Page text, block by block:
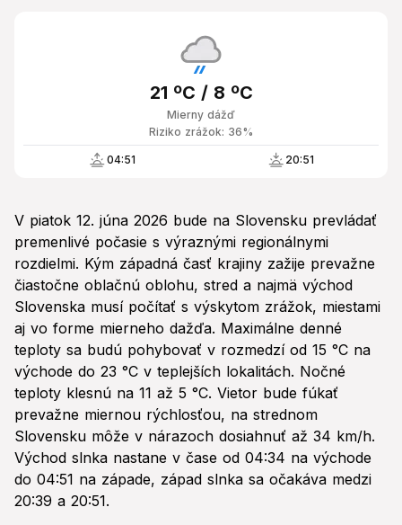
Mierny dážď
21 ºC / 8 ºC
Riziko zrážok: 36%
04:51 20:51
V piatok 12. júna 2026 bude na Slovensku prevládať
premenlivé počasie s výraznými regionálnymi
rozdielmi. Kým západná časť krajiny zažije prevažne
čiastočne oblačnú oblohu, stred a najmä východ
Slovenska musí počítať s výskytom zrážok, miestami
aj vo forme mierneho dažďa. Maximálne denné
teploty sa budú pohybovať v rozmedzí od 15 °C na
východe do 23 °C v teplejších lokalitách. Nočné
teploty klesnú na 11 až 5 °C. Vietor bude fúkať
prevažne miernou rýchlosťou, na strednom
Slovensku môže v nárazoch dosiahnuť až 34 km/h.
Východ slnka nastane v čase od 04:34 na východe
do 04:51 na západe, západ slnka sa očakáva medzi
20:39 a 20:51.